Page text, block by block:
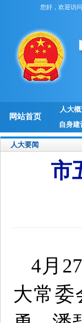
您好，欢迎访
网站首页
人大
自身建
人大要闻
市
4月
大常委